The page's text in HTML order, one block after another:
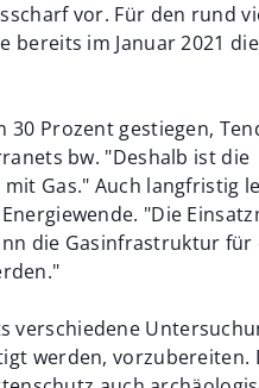
vor. Für den rund
bereits im Januar 2021
Prozent gestiegen,
bw. "Deshalb ist die
Gas." Auch langfristig
"Die
die Gasinfrastruktur
verschiedene
werden, vorzubereiten.